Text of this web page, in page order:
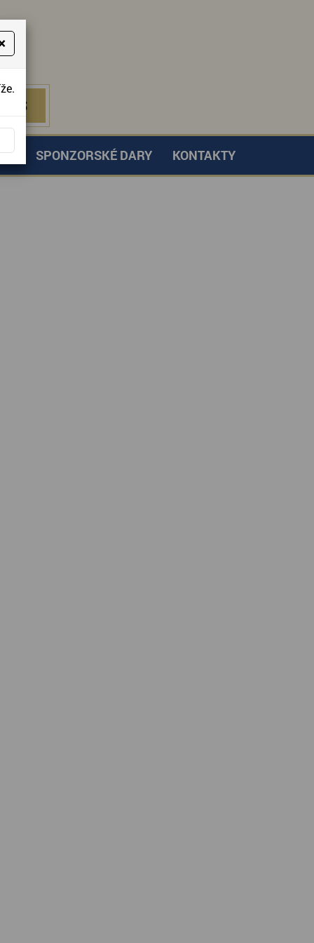
SPONZORSKÉ DARY KONTAKTY